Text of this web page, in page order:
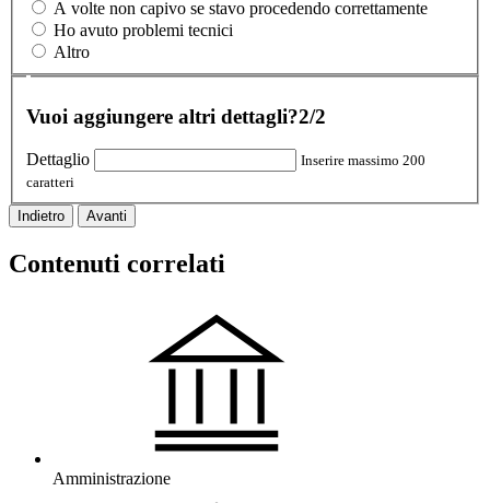
A volte non capivo se stavo procedendo correttamente
Ho avuto problemi tecnici
Altro
Vuoi aggiungere altri dettagli?2/2
Dettaglio
Inserire massimo 200
caratteri
Indietro Avanti
Contenuti correlati
Amministrazione